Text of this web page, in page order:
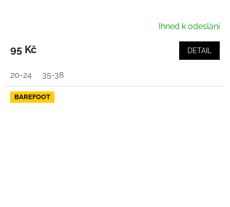
Ihned k odeslání
95 Kč DETAIL
20-24 35-38
BAREFOOT